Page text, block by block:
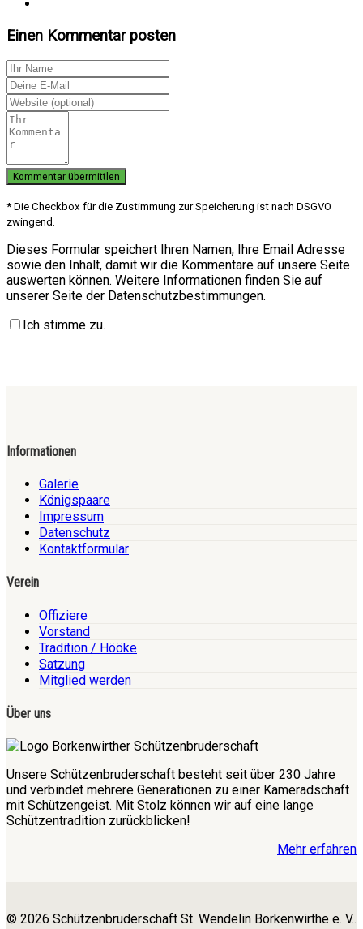
Einen Kommentar posten
* Die Checkbox für die Zustimmung zur Speicherung ist nach DSGVO
zwingend.
Dieses Formular speichert Ihren Namen, Ihre Email Adresse
sowie den Inhalt, damit wir die Kommentare auf unsere Seite
auswerten können. Weitere Informationen finden Sie auf
unserer Seite der Datenschutzbestimmungen.
Ich stimme zu.
Informationen
Galerie
Königspaare
Impressum
Datenschutz
Kontaktformular
Verein
Offiziere
Vorstand
Tradition / Hööke
Satzung
Mitglied werden
Über uns
Unsere Schützenbruderschaft besteht seit über 230 Jahre
und verbindet mehrere Generationen zu einer Kameradschaft
mit Schützengeist. Mit Stolz können wir auf eine lange
Schützentradition zurückblicken!
Mehr erfahren
© 2026 Schützenbruderschaft St. Wendelin Borkenwirthe e. V..